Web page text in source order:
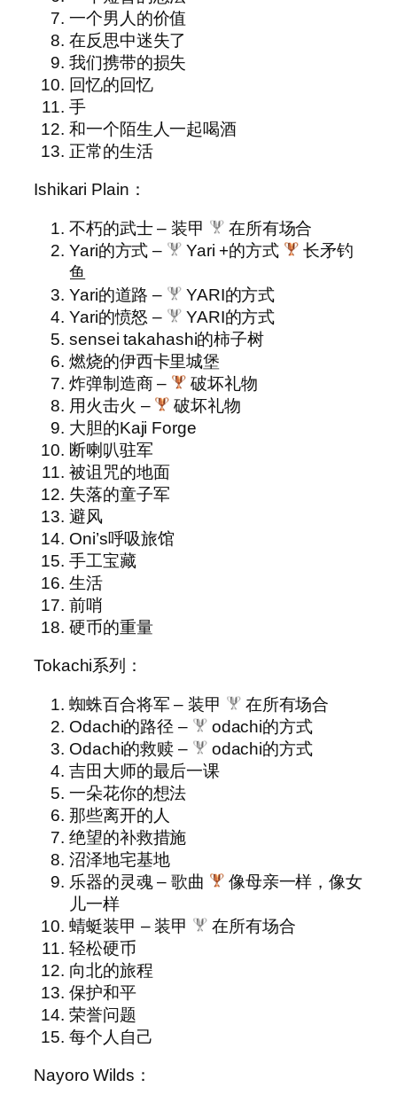
一个男人的价值
在反思中迷失了
我们携带的损失
回忆的回忆
手
和一个陌生人一起喝酒
正常的生活
Ishikari Plain：
不朽的武士 – 装甲
在所有场合
Yari的方式 –
Yari +的方式
长矛钓
鱼
Yari的道路 –
YARI的方式
Yari的愤怒 –
YARI的方式
sensei takahashi的柿子树
燃烧的伊西卡里城堡
炸弹制造商 –
破坏礼物
用火击火 –
破坏礼物
大胆的Kaji Forge
断喇叭驻军
被诅咒的地面
失落的童子军
避风
Oni’s呼吸旅馆
手工宝藏
生活
前哨
硬币的重量
Tokachi系列：
蜘蛛百合将军 – 装甲
在所有场合
Odachi的路径 –
odachi的方式
Odachi的救赎 –
odachi的方式
吉田大师的最后一课
一朵花你的想法
那些离开的人
绝望的补救措施
沼泽地宅基地
乐器的灵魂 – 歌曲
像母亲一样，像女
儿一样
蜻蜓装甲 – 装甲
在所有场合
轻松硬币
向北的旅程
保护和平
荣誉问题
每个人自己
Nayoro Wilds：